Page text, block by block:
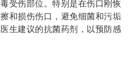
受伤部位。特别是在伤口刚恢
和损伤伤口，避免细菌和污垢
生建议的抗菌药剂，以预防感